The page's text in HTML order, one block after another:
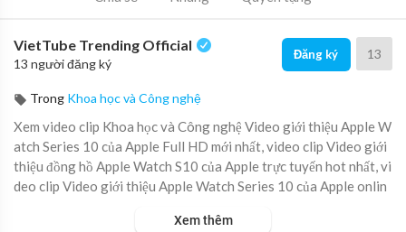
VietTube Trending Official
13 người đăng ký
Đăng ký 13
Trong Khoa học và Công nghệ
Xem video clip Khoa học và Công nghệ Video giới thiệu Apple W
atch Series 10 của Apple Full HD mới nhất, video clip Video giới
thiệu đồng hồ Apple Watch S10 của Apple trực tuyến hot nhất, vi
deo clip Video giới thiệu Apple Watch Series 10 của Apple onlin
Xem thêm